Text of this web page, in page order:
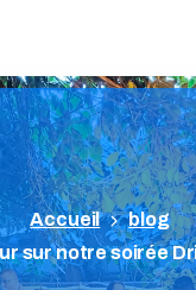
blog
sur notre soirée